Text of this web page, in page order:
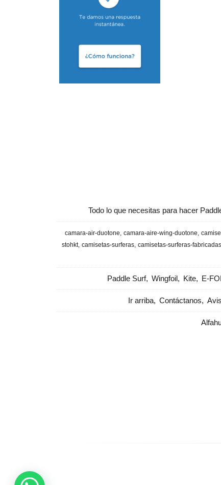
Todo lo que necesitas para hacer
camara-air-duotone camara-aire-wing-duotone
stohkt camisetas-surferas camisetas-surferas-
Paddle Surf Wingfoil Kite E-
Ir arriba Contáctanos